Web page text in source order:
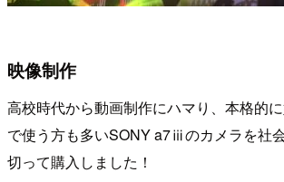
映像制作
高校時代から動画制作にハマり、本格的
で使う方も多いSONY a7ⅲのカメラを社
切って購入しました！